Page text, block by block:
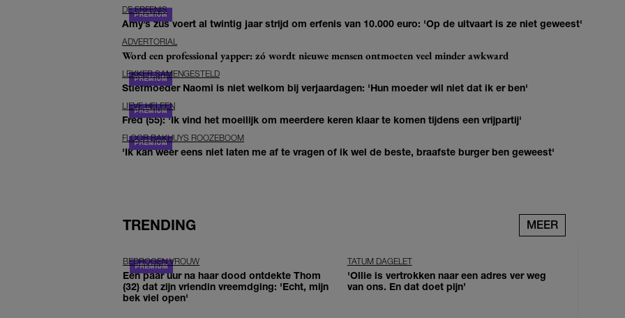
DE ERFENIS
Amy’s zus voert al twintig jaar strijd om erfenis van 10.000 euro: 'Op de uitvaart is ze niet geweest'
ADVERTORIAL
Word een professional yapper: zó wordt nieuwe mensen ontmoeten veel minder awkward
LEKKER SAMENGESTELD
Stiefmoeder Naomi is niet welkom bij verjaardagen: 'Hun moeder wil niet dat ik er ben'
LIEVE HELEEN
Fred (55): 'Ik vind het moeilijk om meerdere keren klaar te komen tijdens een vrijpartij'
FLOOR BAKHUYS ROOZEBOOM
'Ik kan weer eens niet laten me af te vragen of ik wel de beste, braafste burger ben geweest'
TRENDING MEER
BEDROGEN VROUW
Een paar uur na haar dood ontdekte Thom
(32) dat zijn vriendin vreemdging: 'Echt, mijn
bek viel open'
TATUM DAGELET
'Ollie is vertrokken naar een adres ver weg
van ons. En dat doet pijn’